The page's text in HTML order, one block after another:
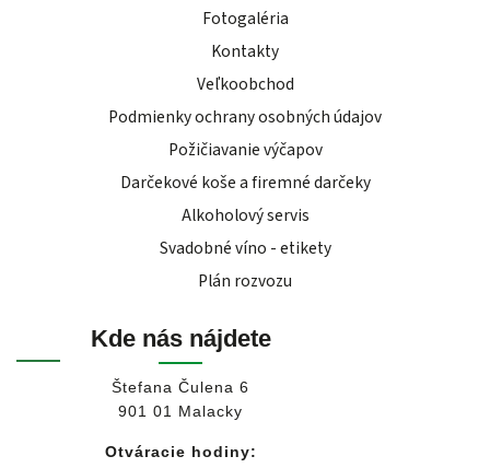
Fotogaléria
Kontakty
Veľkoobchod
Podmienky ochrany osobných údajov
Požičiavanie výčapov
Darčekové koše a firemné darčeky
Alkoholový servis
Svadobné víno - etikety
Plán rozvozu
Kde nás nájdete
Štefana Čulena 6
901 01 Malacky
Otváracie hodiny: